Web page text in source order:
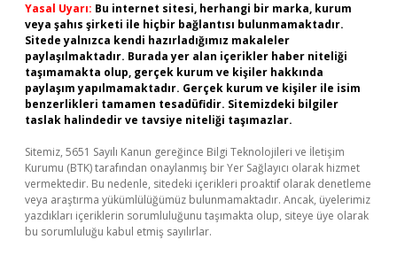
Yasal Uyarı: Bu internet sitesi, herhangi bir marka, kurum
veya şahıs şirketi ile hiçbir bağlantısı bulunmamaktadır.
Sitede yalnızca kendi hazırladığımız makaleler
paylaşılmaktadır. Burada yer alan içerikler haber niteliği
taşımamakta olup, gerçek kurum ve kişiler hakkında
paylaşım yapılmamaktadır. Gerçek kurum ve kişiler ile isim
benzerlikleri tamamen tesadüfidir. Sitemizdeki bilgiler
taslak halindedir ve tavsiye niteliği taşımazlar.
Sitemiz, 5651 Sayılı Kanun gereğince Bilgi Teknolojileri ve İletişim
Kurumu (BTK) tarafından onaylanmış bir Yer Sağlayıcı olarak hizmet
vermektedir. Bu nedenle, sitedeki içerikleri proaktif olarak denetleme
veya araştırma yükümlülüğümüz bulunmamaktadır. Ancak, üyelerimiz
yazdıkları içeriklerin sorumluluğunu taşımakta olup, siteye üye olarak
bu sorumluluğu kabul etmiş sayılırlar.